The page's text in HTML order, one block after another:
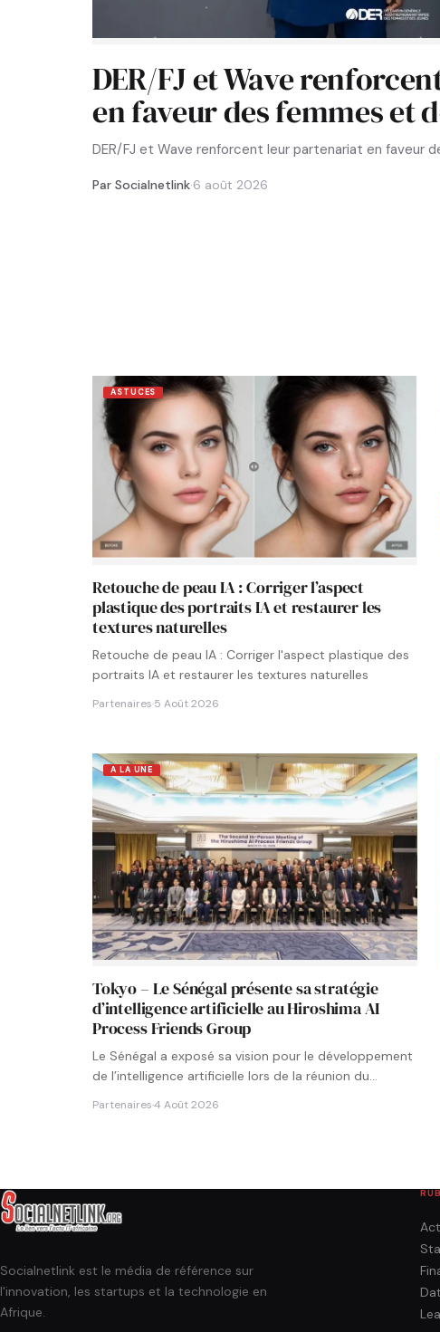
DER/FJ et Wave
en faveur des femmes et
DER/FJ et Wave renforcent leur partenariat en faveur
Par Socialnetlink·6 août 2026
ASTUCES
Retouche de peau IA : Corriger l’aspect
plastique des portraits IA et restaurer les
textures naturelles
Retouche de peau IA : Corriger l'aspect plastique des
portraits IA et restaurer les textures naturelles
Partenaires·5 Août 2026
A LA UNE
Tokyo – Le Sénégal présente sa stratégie
d’intelligence artificielle au Hiroshima AI
Process Friends Group
Le Sénégal a exposé sa vision pour le développement
de l’intelligence artificielle lors de la réunion du
Partenaires·4 Août 2026
Socialnetlink est le média de référence sur
l'innovation, les startups et la technologie en
Afrique.